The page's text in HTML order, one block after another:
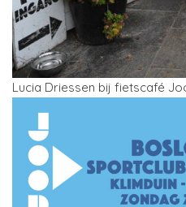
Lucia Driessen bij fietscafé